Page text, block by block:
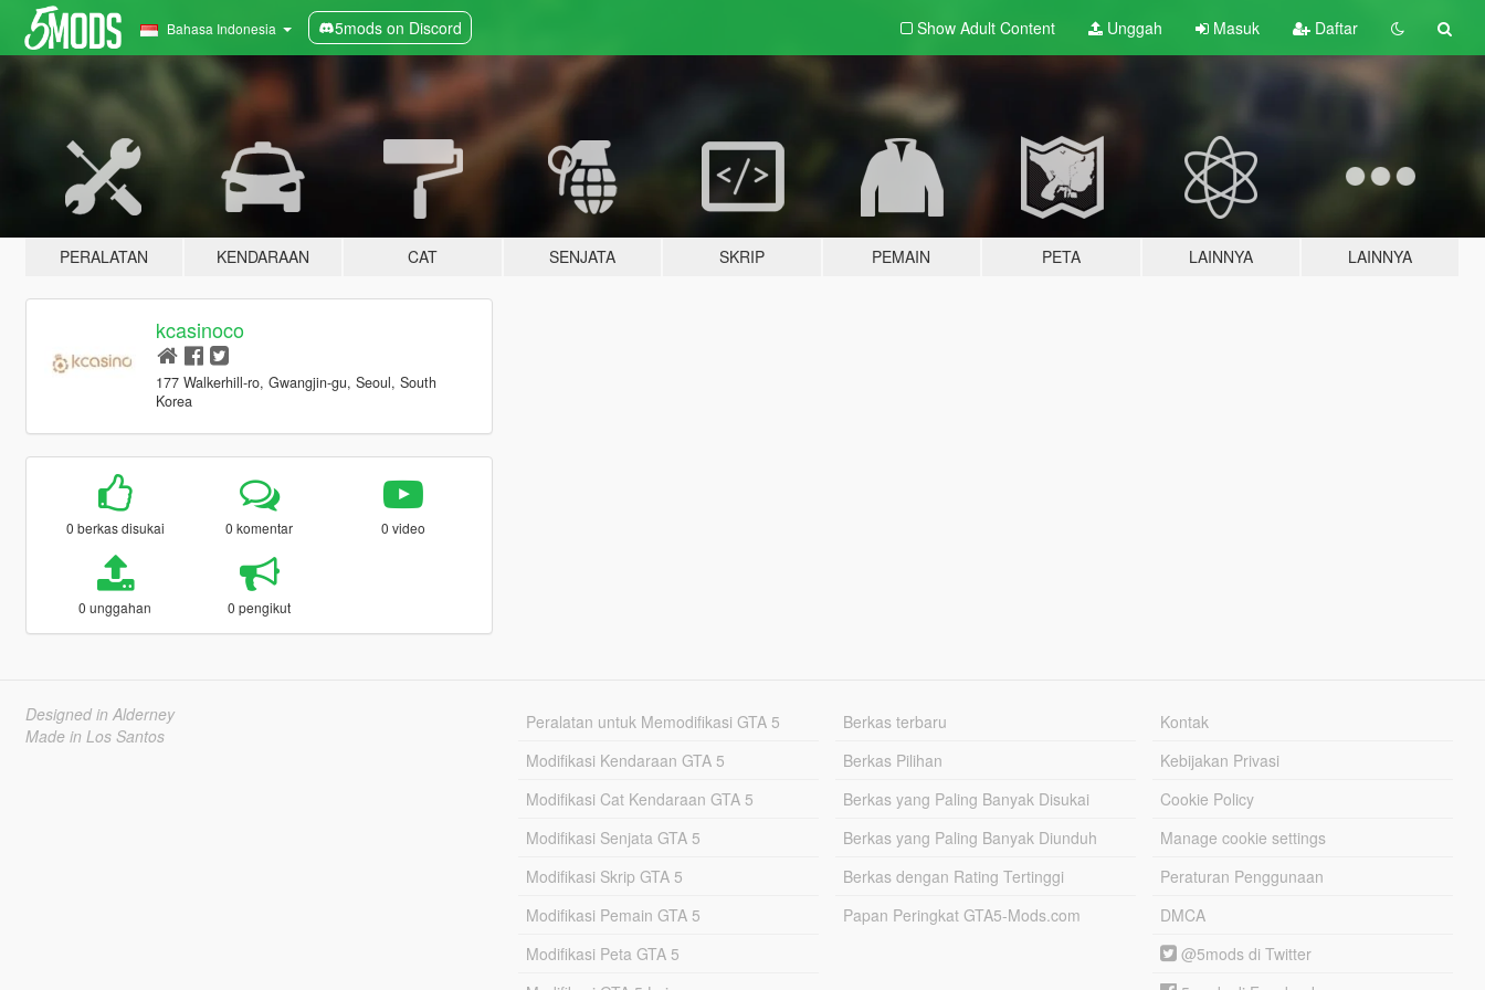
Bahasa Indonesia 5mods on Discord Show Adult Content Unggah Masuk Daftar
PERALATAN KENDARAAN CAT SENJATA SKRIP PEMAIN PETA LAINNYA LAINNYA
kcasinoco
177 Walkerhill-ro, Gwangjin-gu, Seoul, South
Korea
0 berkas disukai 0 komentar 0 video
0 unggahan 0 pengikut
Designed in Alderney
Made in Los Santos
Peralatan untuk Memodifikasi GTA 5
Modifikasi Kendaraan GTA 5
Modifikasi Cat Kendaraan GTA 5
Modifikasi Senjata GTA 5
Modifikasi Skrip GTA 5
Modifikasi Pemain GTA 5
Modifikasi Peta GTA 5
Berkas terbaru
Berkas Pilihan
Berkas yang Paling Banyak Disukai
Berkas yang Paling Banyak Diunduh
Berkas dengan Rating Tertinggi
Papan Peringkat GTA5-Mods.com
Kontak
Kebijakan Privasi
Cookie Policy
Manage cookie settings
Peraturan Penggunaan
DMCA
@5mods di Twitter